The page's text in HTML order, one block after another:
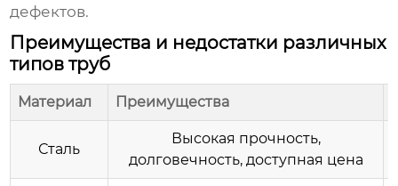
дефектов.
Преимущества и недостатки различных
типов труб
Материал Преимущества
Сталь
Высокая прочность,
долговечность, доступная цена